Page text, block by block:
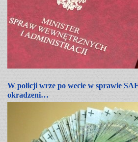
W policji wrze po wecie w sprawie
okradzeni…